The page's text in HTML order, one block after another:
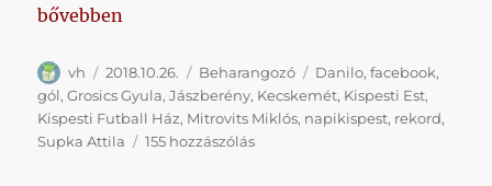
„Nagy tisztesség ez nekünk, Király Gábor
bővebben
Szerző
vh Közzétéve
2018.10.26. Kategória
Beharangozó Címke
Danilo,facebook,
gól,Grosics Gyula,Jászberény, Kecskemét, Kispesti Est,
Kispesti Futball Ház, Mitrovits Miklós, napikispest, rekord,
Supka Attila
155 hozzászólásNagy